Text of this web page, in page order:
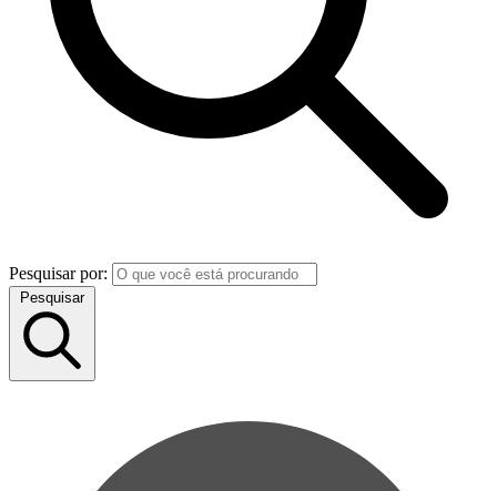
Pesquisar por:
Pesquisar